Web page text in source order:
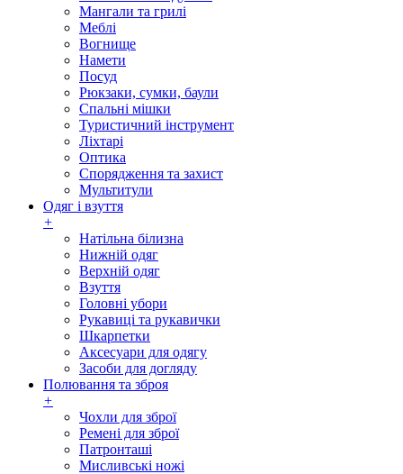
Мангали та грилі
Меблі
Вогнище
Намети
Посуд
Рюкзаки, сумки, баули
Спальні мішки
Туристичний інструмент
Ліхтарі
Оптика
Спорядження та захист
Мультитули
Одяг і взуття
+
Натільна білизна
Нижній одяг
Верхній одяг
Взуття
Головні убори
Рукавиці та рукавички
Шкарпетки
Аксесуари для одягу
Засоби для догляду
Полювання та зброя
+
Чохли для зброї
Ремені для зброї
Патронташі
Мисливські ножі